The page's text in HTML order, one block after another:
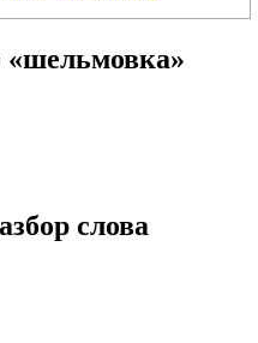
«шельмовка»
слова